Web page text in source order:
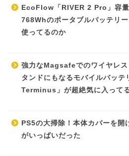
EcoFlow「RIVER 2 Pro」容
768Whのポータブルバッテリ
使ってるのか
強力なMagsafeでのワイヤレス
タンドにもなるモバイルバッ
Terminus」が超絶気に入って
PS5の大掃除！本体カバーを開
がいっぱいだった